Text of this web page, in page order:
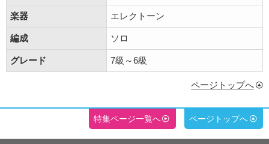
楽器 エレクトーン
編成 ソロ
グレード 7級～6級
ページトップへ
特集ページ一覧へ ページトップへ